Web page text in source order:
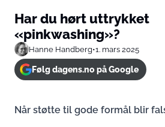
Har du hørt uttrykket
«pinkwashing»?
Hanne Handberg•1. mars 2025
Følg dagens.no på Google
Når støtte til gode formål blir